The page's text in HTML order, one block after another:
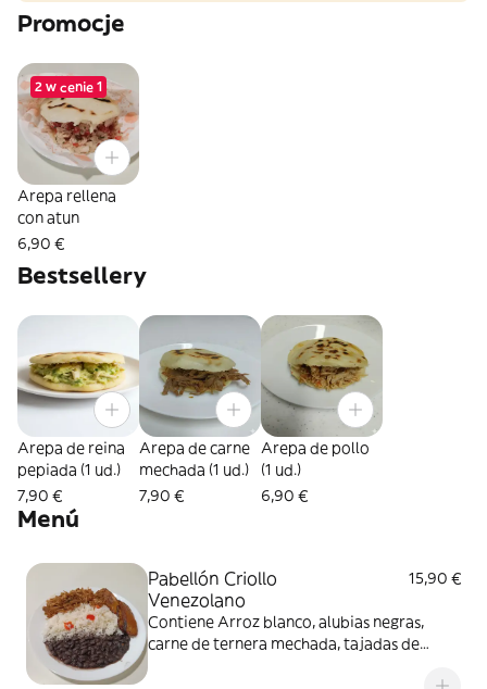
Promocje
2 w cenie 1
Arepa rellena
con atun
6,90 €
Bestsellery
Arepa de reina
pepiada (1 ud.)
7,90 €
Arepa de carne
mechada (1 ud.)
7,90 €
Arepa de pollo
(1 ud.)
6,90 €
Menú
Pabellón Criollo
Venezolano
15,90 €
Contiene Arroz blanco, alubias negras,
carne de ternera mechada, tajadas de